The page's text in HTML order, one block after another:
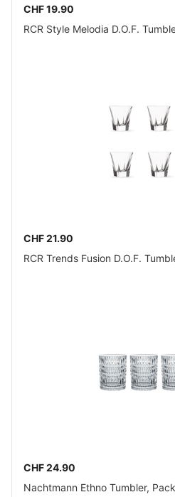
CHF 19.90
RCR Style Melodia D.O.F.
CHF 21.90
RCR Trends Fusion D.O.F.
CHF 24.90
Nachtmann Ethno Tumbler,